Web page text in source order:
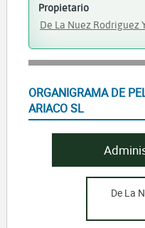
Propietario
De La Nuez Rodriguez
ORGANIGRAMA DE
ARIACO SL
De La